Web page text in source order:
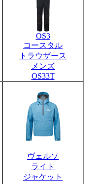
OS3
コースタル
トラウザース
メンズ
OS33T
ヴェルソ
ライト
ジャケット